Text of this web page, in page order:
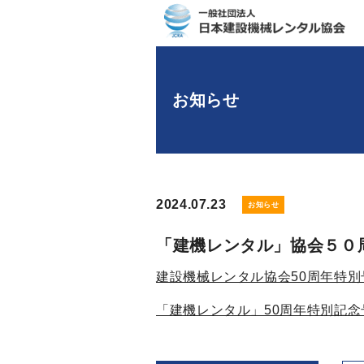
お知らせ
2024.07.23 お知らせ
「建機レンタル」協会５
建設機械レンタル協会50周年特
「建機レンタル」50周年特別記